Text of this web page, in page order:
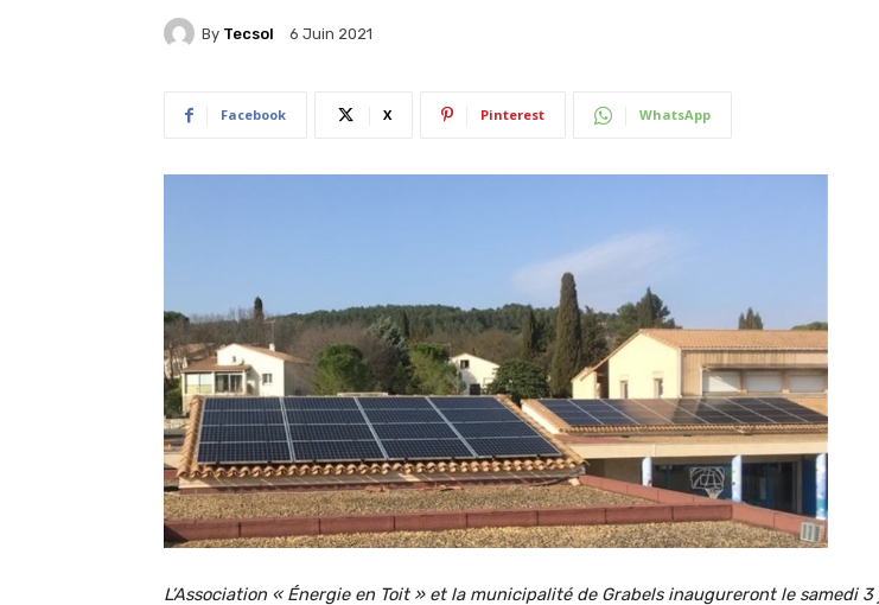
By Tecsol 6 Juin 2021
Facebook X Pinterest WhatsApp
L’Association « Énergie en Toit » et la municipalité de Grabels inaugureront le samedi